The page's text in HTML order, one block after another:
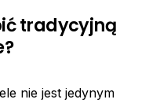
tradycyjną
nie jest jedynym